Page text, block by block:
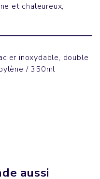
et chaleureux,
inoxydable, double
/ 350ml
aussi